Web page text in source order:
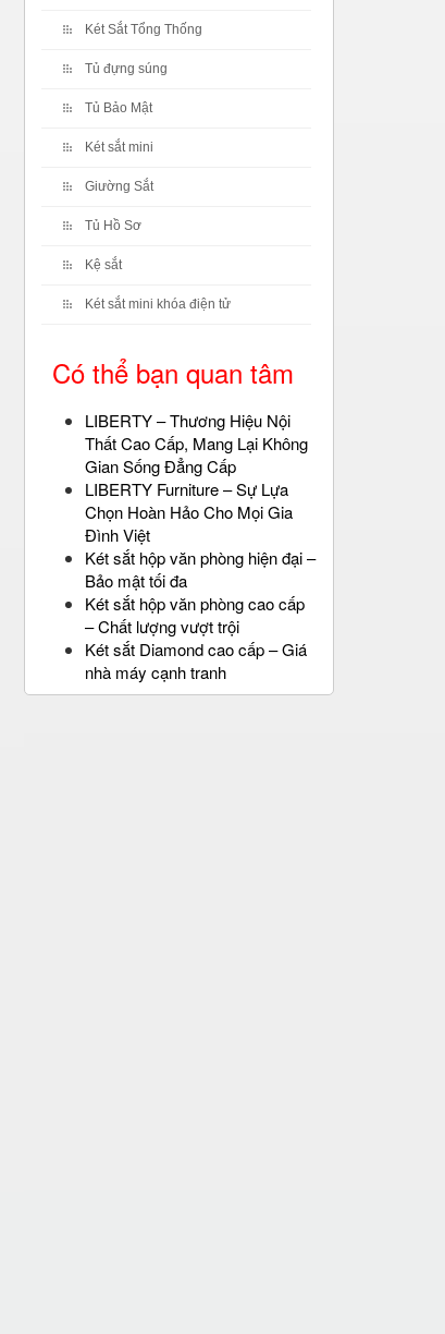
Két Sắt Tổng Thống
Tủ đựng súng
Tủ Bảo Mật
Két sắt mini
Giường Sắt
Tủ Hồ Sơ
Kệ sắt
Két sắt mini khóa điện tử
Có thể bạn quan tâm
LIBERTY – Thương Hiệu Nội
Thất Cao Cấp, Mang Lại Không
Gian Sống Đẳng Cấp
LIBERTY Furniture – Sự Lựa
Chọn Hoàn Hảo Cho Mọi Gia
Đình Việt
Két sắt hộp văn phòng hiện đại –
Bảo mật tối đa
Két sắt hộp văn phòng cao cấp
– Chất lượng vượt trội
Két sắt Diamond cao cấp – Giá
nhà máy cạnh tranh